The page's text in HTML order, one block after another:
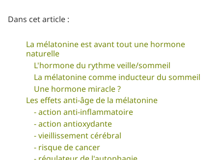
Dans cet article :
La mélatonine est avant tout une hormone
naturelle
L'hormone du rythme veille/sommeil
La mélatonine comme inducteur du sommeil
Une hormone miracle ?
Les effets anti-âge de la mélatonine
- action anti-inflammatoire
- action antioxydante
- vieillissement cérébral
- risque de cancer